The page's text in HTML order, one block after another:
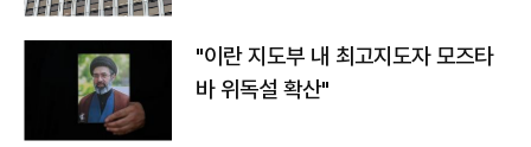
"이란 지도부 내 최고지도자 모즈타
바 위독설 확산"